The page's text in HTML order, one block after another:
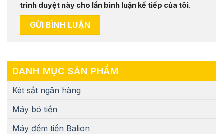
trình duyệt này cho lần bình luận kế tiếp của tôi.
DANH MỤC SẢN PHẨM
Két sắt ngân hàng
Máy bó tiền
Máy đếm tiền Balion